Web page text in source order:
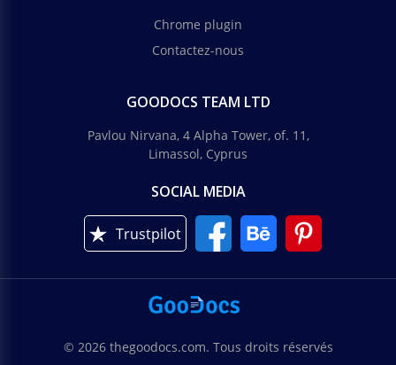
Chrome plugin
Contactez-nous
GOODOCS TEAM LTD
Pavlou Nirvana, 4 Alpha Tower, of. 11,
Limassol, Cyprus
SOCIAL MEDIA
Trustpilot
© 2026 thegoodocs.com. Tous droits réservés